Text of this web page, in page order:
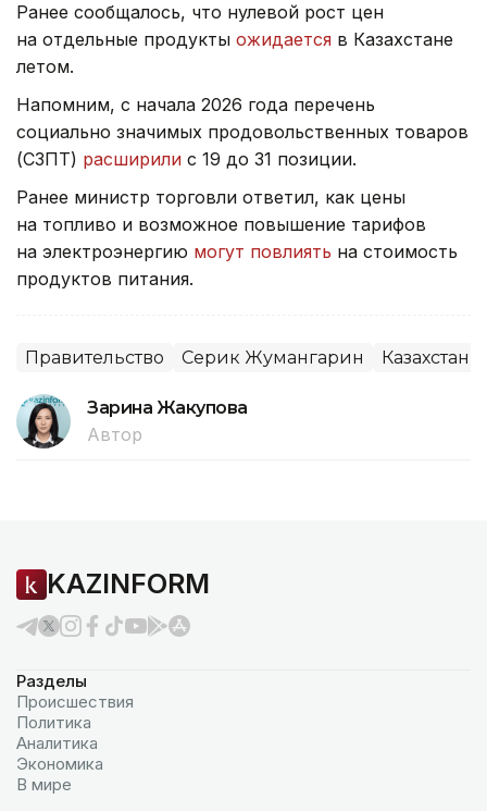
Ранее сообщалось, что нулевой рост цен
на отдельные продукты ожидается в Казахстане
летом.
Напомним, с начала 2026 года перечень
социально значимых продовольственных товаров
(СЗПТ) расширили с 19 до 31 позиции.
Ранее министр торговли ответил, как цены
на топливо и возможное повышение тарифов
на электроэнергию могут повлиять на стоимость
продуктов питания.
Правительство Серик Жумангарин Казахстан
Зарина Жакупова
Автор
KAZINFORM
Разделы
Происшествия
Политика
Аналитика
Экономика
В мире